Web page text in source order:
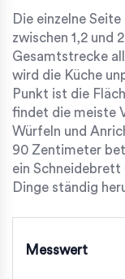
Die einzelne
zwischen 1,2 und
Gesamtstrecke
wird die Küche
Punkt ist die
findet die meiste
Würfeln und
90 Zentimeter
ein Schneidebrett
Dinge ständig
Messwert